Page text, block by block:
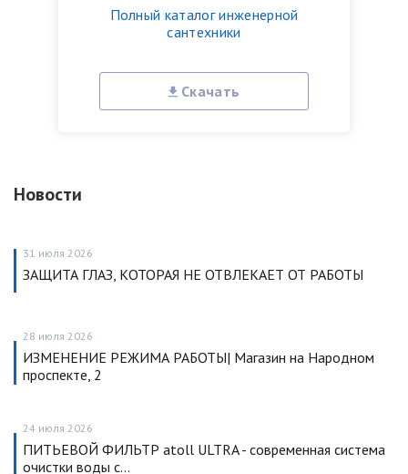
Полный каталог инженерной
сантехники
Скачать
Новости
31 июля 2026
ЗАЩИТА ГЛАЗ, КОТОРАЯ НЕ ОТВЛЕКАЕТ ОТ РАБОТЫ
28 июля 2026
ИЗМЕНЕНИЕ РЕЖИМА РАБОТЫ| Магазин на Народном
проспекте, 2
24 июля 2026
ПИТЬЕВОЙ ФИЛЬТР atoll ULTRA - современная система
очистки воды с…